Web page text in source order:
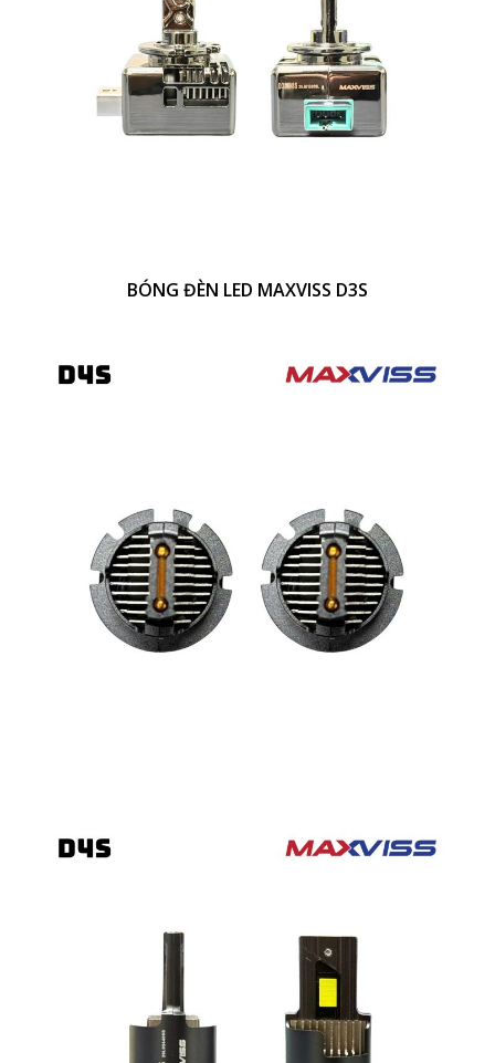
BÓNG ĐÈN LED MAXVISS D3S